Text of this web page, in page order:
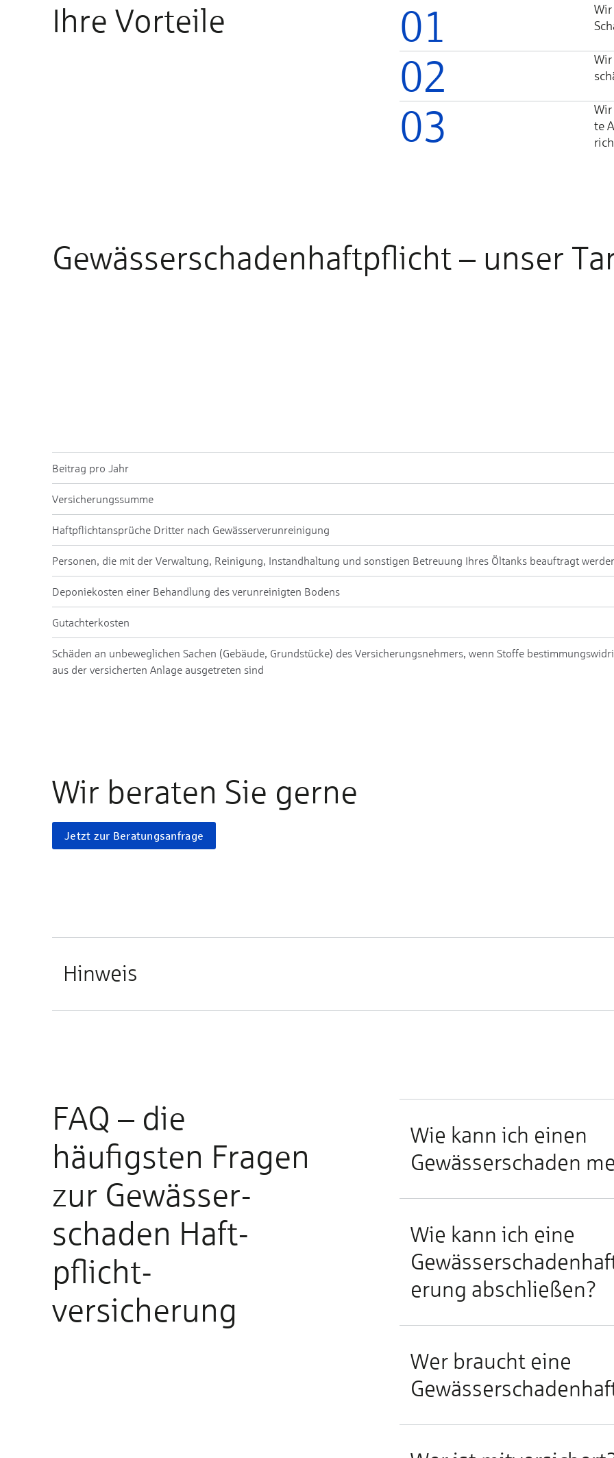
Ihre Vorteile 01
02
03
te
Ge­wässer­schaden­haft­pflicht – unser
Beitrag pro Jahr
Ver­sicherungs­summe
Haft­pflicht­an­sprüche Drit­ter nach Ge­wässer­ver­un­rei­ni­gung
Per­so­nen, die mit der Ver­wal­tung, Rei­ni­gung, In­stand­hal­tung und sonsti­gen Be­treu­ung Ihres Öl­tanks be­auf­tragt
De­po­nie­kos­ten ei­ner Be­hand­lung des ver­un­rei­nig­ten Bo­dens
Gut­ach­ter­kos­ten
Schä­den an un­be­weg­lichen Sachen (Ge­bäu­de, Grund­stücke) des Ver­sicherungs­neh­mers, wenn Stof­fe
aus der ver­sicher­ten An­la­ge aus­ge­tre­ten sind
Wir beraten Sie gerne
Jetzt zur Beratungsanfrage
Hinweis
FAQ – die
häufigsten Fra­gen
zur Gewässer­
schaden Haft­
pflicht­
versicherung
Wie kann ich einen
Gewässerschaden
Wie kann ich eine
erung abschließen?
Wer braucht eine